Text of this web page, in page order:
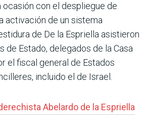
ocasión con el despliegue de
activación de un sistema
de De la Esprie­lla asistieron
de Estado, delegados de la Casa
el fiscal general de Estados
incluido el de Israel.
Abe­lardo de la Espriella